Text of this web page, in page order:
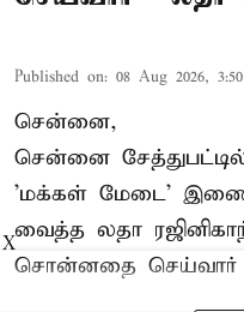
Published on: 08 Aug 2026,
சென்னை,
சென்னை
'மக்கள் மேடை'
வைத்த லதா
சொன்னதை செய்வார்
X